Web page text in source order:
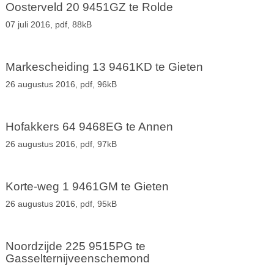
Oosterveld 20 9451GZ te Rolde
07 juli 2016, pdf, 88kB
Markescheiding 13 9461KD te Gieten
26 augustus 2016, pdf, 96kB
Hofakkers 64 9468EG te Annen
26 augustus 2016, pdf, 97kB
Korte-weg 1 9461GM te Gieten
26 augustus 2016, pdf, 95kB
Noordzijde 225 9515PG te
Gasselternijveenschemond